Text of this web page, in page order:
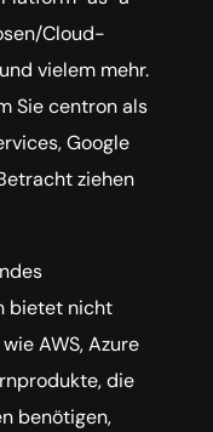
Cloud-
vielem mehr.
Sie centron als
Google
ziehen
bietet nicht
AWS, Azure
die
benötigen,